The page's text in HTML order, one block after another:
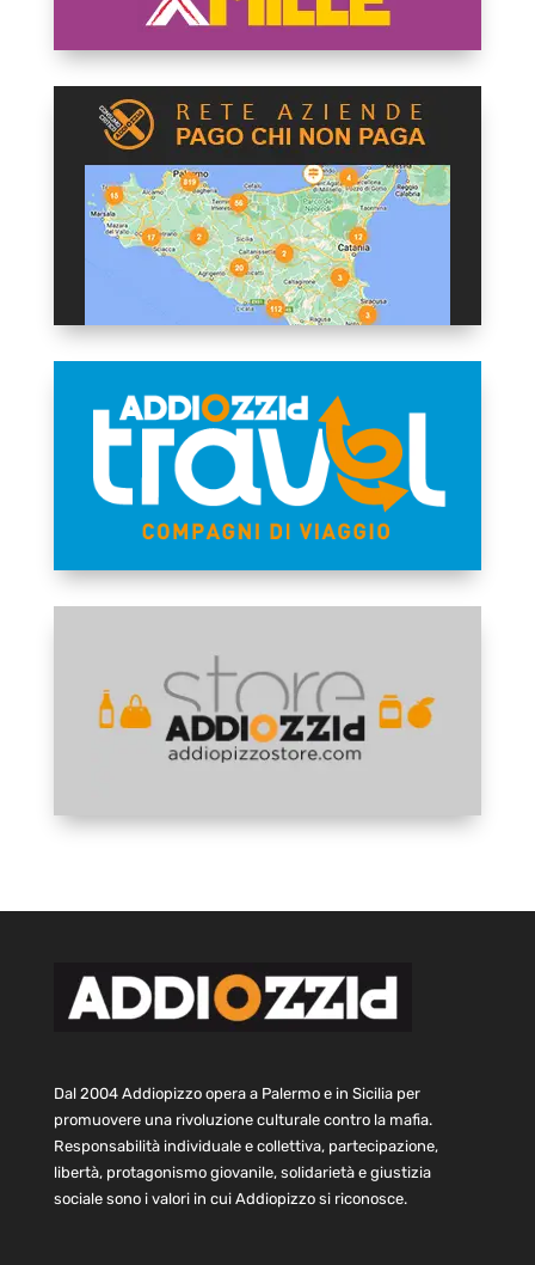
Dal 2004 Addiopizzo opera a Palermo e in Sicilia per
promuovere una rivoluzione culturale contro la mafia.
Responsabilità individuale e collettiva, partecipazione,
libertà, protagonismo giovanile, solidarietà e giustizia
sociale sono i valori in cui Addiopizzo si riconosce.